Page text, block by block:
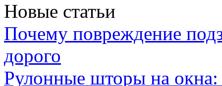
Новые статьи
Почему повреждение
дорого
Рулонные шторы на